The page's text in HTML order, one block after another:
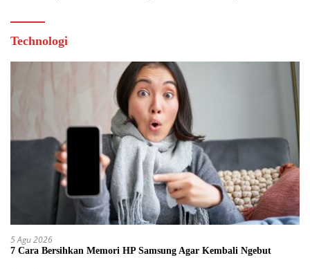
Technologi
5 Agu 2026
7 Cara Bersihkan Memori HP Samsung Agar Kembali Ngebut